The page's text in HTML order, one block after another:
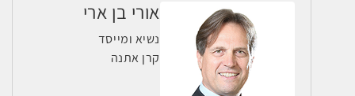
אורי בן ארי
נשיא ומייסד
קרן אתנה